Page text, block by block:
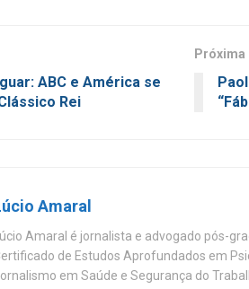
ABC e América se
Rei
Próxima
Amaral
Amaral é jornalista e advogado pós-
de Estudos Aprofundados em
em Saúde e Segurança do